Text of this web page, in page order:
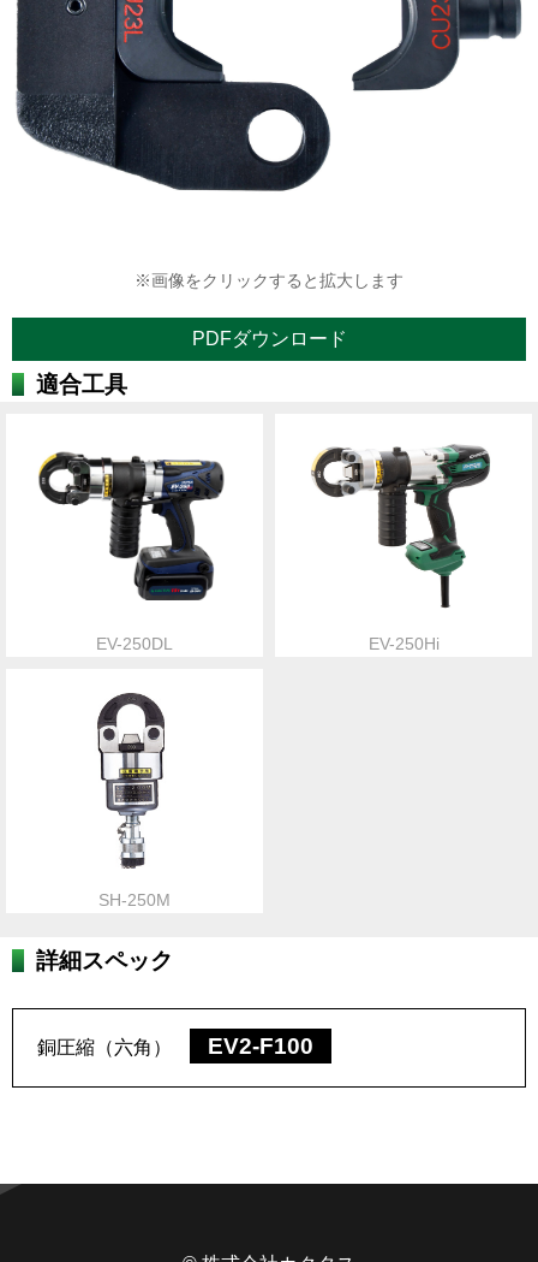
※画像をクリックすると拡大します
PDFダウンロード
適合工具
EV-250DL EV-250Hi
SH-250M
詳細スペック
銅圧縮（六角） EV2-F100